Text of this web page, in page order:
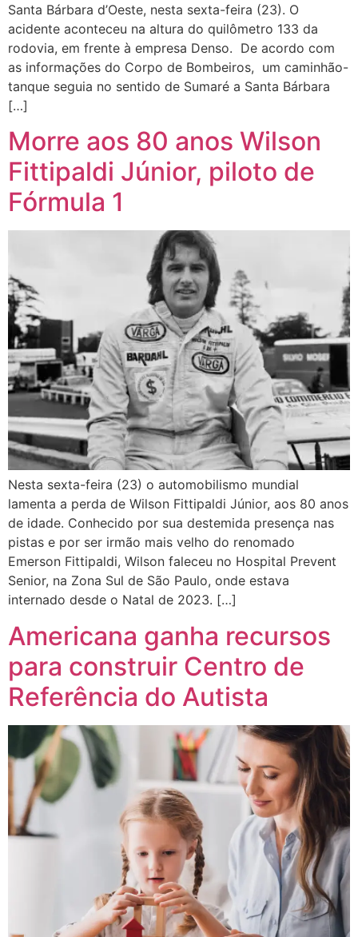
Santa Bárbara d’Oeste, nesta sexta-feira (23). O
acidente aconteceu na altura do quilômetro 133 da
rodovia, em frente à empresa Denso. De acordo com
as informações do Corpo de Bombeiros, um caminhão-
tanque seguia no sentido de Sumaré a Santa Bárbara
[…]
Morre aos 80 anos Wilson
Fittipaldi Júnior, piloto de
Fórmula 1
Nesta sexta-feira (23) o automobilismo mundial
lamenta a perda de Wilson Fittipaldi Júnior, aos 80 anos
de idade. Conhecido por sua destemida presença nas
pistas e por ser irmão mais velho do renomado
Emerson Fittipaldi, Wilson faleceu no Hospital Prevent
Senior, na Zona Sul de São Paulo, onde estava
internado desde o Natal de 2023. […]
Americana ganha recursos
para construir Centro de
Referência do Autista